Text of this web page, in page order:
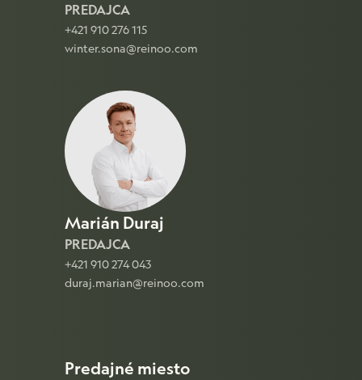
PREDAJCA
+421 910 276 115
winter.sona@reinoo.com
Marián Duraj
PREDAJCA
+421 910 274 043
duraj.marian@reinoo.com
Predajné miesto